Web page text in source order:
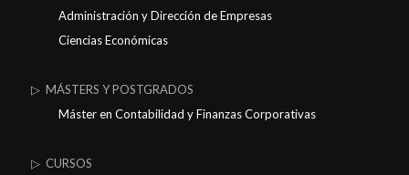
Administración y Dirección de Empresas
Ciencias Económicas
▷ MÁSTERS Y POSTGRADOS
Máster en Contabilidad y Finanzas Corporativas
▷ CURSOS